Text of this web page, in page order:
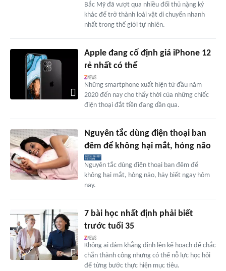
Bắc Mỹ đã vượt qua nhiều đối thủ nặng ký
khác để trở thành loài vật di chuyển nhanh
nhất trong thế giới tự nhiên.
Apple đang cố định giá iPhone 12
rẻ nhất có thể
Những smartphone xuất hiện từ đầu năm
2020 đến nay cho thấy thời của những chiếc
điện thoại đắt tiền đang dần qua.
Nguyên tắc dùng điện thoại ban
đêm để không hại mắt, hỏng não
Nguyên tắc dùng điện thoại ban đêm để
không hại mắt, hỏng não, hãy biết ngay hôm
nay.
7 bài học nhất định phải biết
trước tuổi 35
Không ai dám khẳng định lên kế hoạch để chắc
chắn thành công nhưng có thể nỗ lực học hỏi
để từng bước thực hiện mục tiêu.